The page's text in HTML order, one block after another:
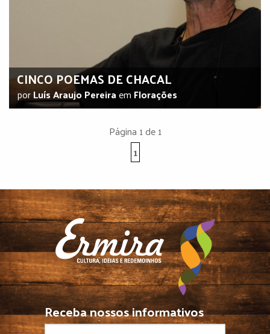
CINCO POEMAS DE CHACAL
porLuís Araujo Pereiraem Florações
Página 1 de 1
1
Receba nossos informativos